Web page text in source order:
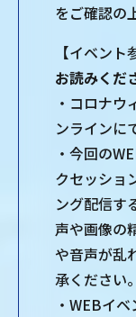
をご確認の
【イベント
お読みくだ
・コロナ
ンラインに
・今回の
クセッショ
ング配信す
声や画像の
や音声が乱
承ください。
・WEBイ